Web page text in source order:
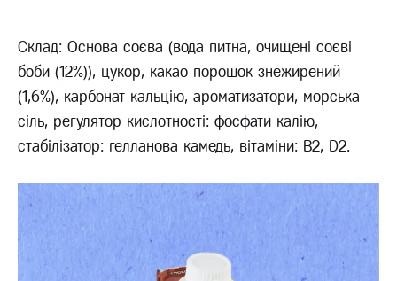
Склад: Основа соєва (вода питна, очищені соєві
боби (12%)), цукор, какао порошок знежирений
(1,6%), карбонат кальцію, ароматизатори, морська
сіль, регулятор кислотності: фосфати калію,
стабілізатор: гелланова камедь, вітаміни: В2, D2.